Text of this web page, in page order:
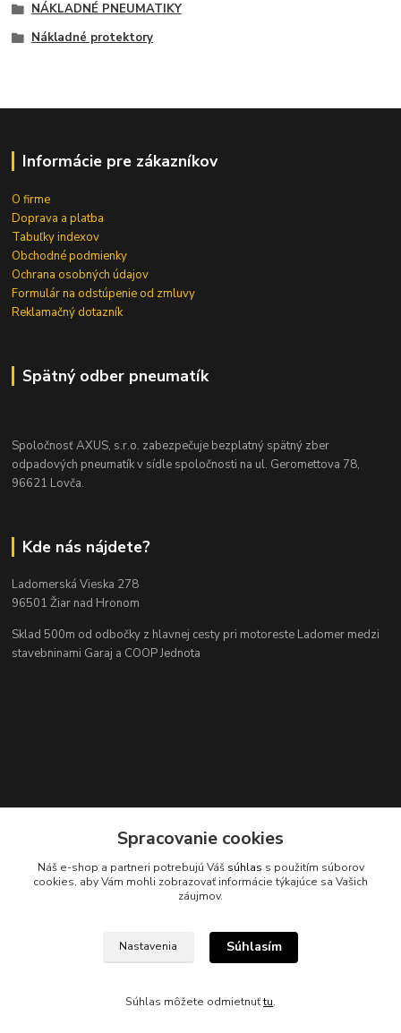
NÁKLADNÉ PNEUMATIKY
Nákladné protektory
Informácie pre zákazníkov
O firme
Doprava a platba
Tabuľky indexov
Obchodné podmienky
Ochrana osobných údajov
Formulár na odstúpenie od zmluvy
Reklamačný dotazník
Spätný odber pneumatík
Spoločnosť AXUS, s.r.o. zabezpečuje bezplatný spätný zber
odpadových pneumatík v sídle spoločnosti na ul. Geromettova 78,
96621 Lovča.
Kde nás nájdete?
Ladomerská Vieska 278
96501 Žiar nad Hronom
Sklad 500m od odbočky z hlavnej cesty pri motoreste Ladomer medzi
stavebninami Garaj a COOP Jednota
045/671 63 50
Spracovanie cookies
Náš e-shop a partneri potrebujú Váš súhlas s použitím súborov
cookies, aby Vám mohli zobrazovať informácie týkajúce sa Vašich
záujmov.
Nastavenia Súhlasím
Súhlas môžete odmietnuťtu.